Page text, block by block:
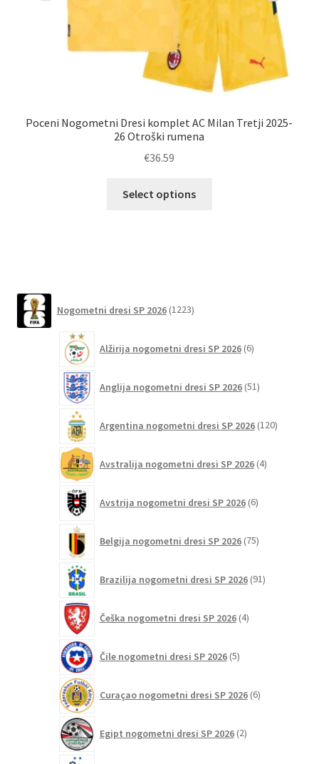
Poceni Nogometni Dresi komplet AC Milan Tretji 2025-
26 Otroški rumena
€36.59
Select options
strani
Nogometni dresi SP 2026 1223izdelkov
Alžirija nogometni dresi SP 2026 6izdelkov
Anglija nogometni dresi SP 2026 51izdelkov
Argentina nogometni dresi SP 2026 120izdelkov
Avstralija nogometni dresi SP 2026 4izdelki
Avstrija nogometni dresi SP 2026 6izdelkov
Belgija nogometni dresi SP 2026 75izdelkov
Brazilija nogometni dresi SP 2026 91izdelkov
Češka nogometni dresi SP 2026 4izdelki
Čile nogometni dresi SP 2026 5izdelkov
Curaçao nogometni dresi SP 2026 6izdelkov
Egipt nogometni dresi SP 2026 2izdelka